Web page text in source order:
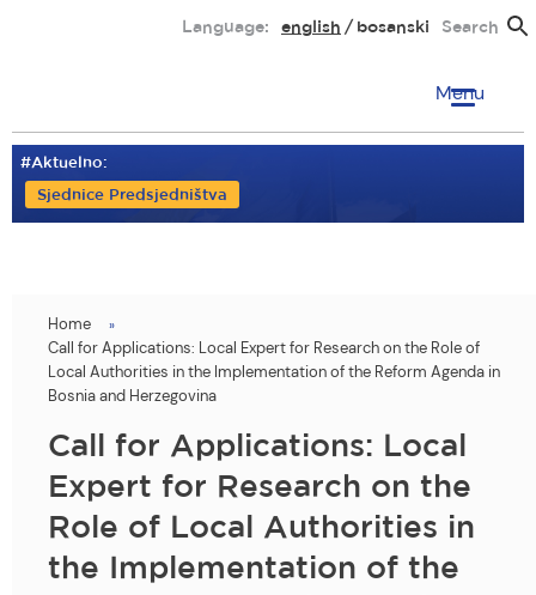
Language: english bosanski Search
Menu
#Aktuelno:
Sjednice Predsjedništva
You
are
Home
Call for Applications: Local Expert for Research on the Role of
Local Authorities in the Implementation of the Reform Agenda in
Bosnia and Herzegovina
Call for Applications: Local
Expert for Research on the
Role of Local Authorities in
the Implementation of the